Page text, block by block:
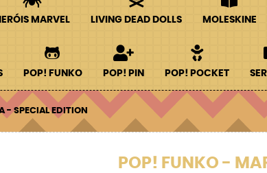
MARVEL LIVING DEAD DOLLS MOLESKINE
POP! FUNKO POP! PIN POP! POCKET
- SPECIAL EDITION
POP! FUNKO -